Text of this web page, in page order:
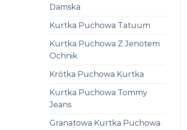
Damska
Kurtka Puchowa Tatuum
Kurtka Puchowa Z Jenotem
Ochnik
Krótka Puchowa Kurtka
Kurtka Puchowa Tommy
Jeans
Granatowa Kurtka Puchowa